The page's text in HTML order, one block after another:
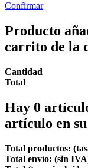
Confirmar
Producto
carrito de la
Cantidad
Total
Hay 0
artículo en su
Total productos:
Total envío: (sin